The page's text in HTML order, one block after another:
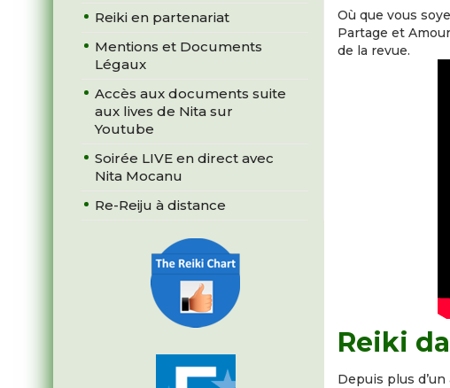
Reiki en partenariat
Mentions et Documents
Légaux
Accès aux documents suite
aux lives de Nita sur
Youtube
Soirée LIVE en direct avec
Nita Mocanu
Re-Reiju à distance
Où que vous
Partage et
de la revue.
Reiki
Depuis plus